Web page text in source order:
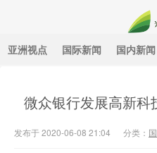
光华月报
亚洲视点 国际新闻 国内新闻
微众银行发展高新科
发布于 2020-06-08 21:04 分类：